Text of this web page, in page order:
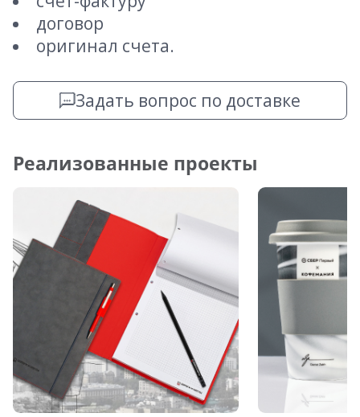
договор
оригинал счета.
Задать вопрос по доставке
Реализованные проекты